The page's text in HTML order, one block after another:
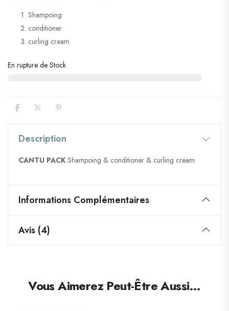
Shampoing
conditioner
curling cream
En rupture de Stock
Description
CANTU PACK Shampoing & conditioner & curling cream
Informations Complémentaires
Avis (4)
Vous Aimerez Peut-Être Aussi…